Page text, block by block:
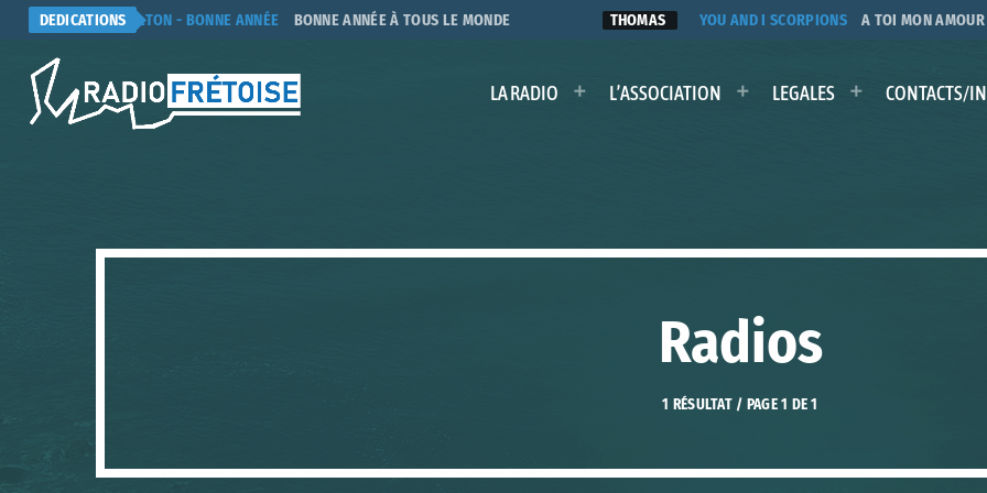
DEDICATIONS
GERARD DALTON - BONNE ANNÉE BONNE ANNÉE À TOUS LE MONDE THOMAS YOU AND I SCORPIONS A TOI MON AMOUR
LA RADIO L’ASSOCIATION LEGALES CONTACTS/
Radios
1 RÉSULTAT / PAGE 1 DE 1